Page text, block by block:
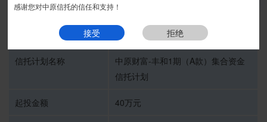
中原信托有限公司
信托计划名称
中原财富-丰和1期（A款）集合资金
信托计划
起投金额 40万元
感谢您对中原信托的信任和支持！
接受 拒绝